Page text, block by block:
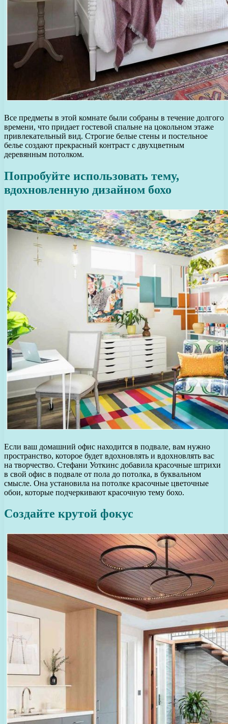
Все предметы в этой комнате были собраны в течение долгого
времени, что придает гостевой спальне на цокольном этаже
привлекательный вид. Строгие белые стены и постельное
белье создают прекрасный контраст с двухцветным
деревянным потолком.
Попробуйте использовать тему,
вдохновленную дизайном бохо
Если ваш домашний офис находится в подвале, вам нужно
пространство, которое будет вдохновлять и вдохновлять вас
на творчество. Стефани Уоткинс добавила красочные штрихи
в свой офис в подвале от пола до потолка, в буквальном
смысле. Она установила на потолке красочные цветочные
обои, которые подчеркивают красочную тему бохо.
Создайте крутой фокус